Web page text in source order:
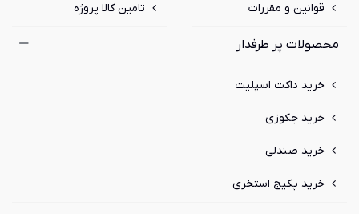
قوانین و مقررات تامین کالا پروژه
محصولات پر طرفدار
خرید داکت اسپلیت
خرید جکوزی
خرید صندلی
خرید پکیج استخری